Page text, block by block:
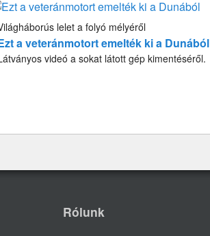
lelet a folyó mélyéről
a veteránmotort emelték ki a Dunából
videó a sokat látott gép kimentéséről.
Rólunk